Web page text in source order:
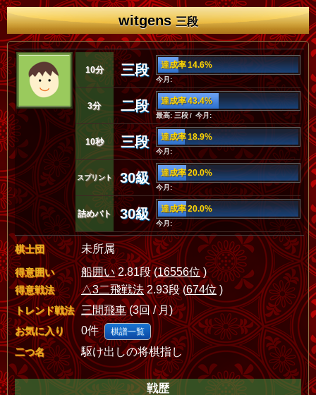
witgens三段
10分 三段 達成率 14.6%
今月:
3分 二段 達成率 43.4%
最高: 三段 / 今月:
10秒 三段 達成率 18.9%
今月:
スプリント 30級 達成率 20.0%
今月:
詰めバト 30級 達成率 20.0%
今月:
棋士団 未所属
得意囲い 船囲い2.81段 (16556位)
得意戦法 △3二飛戦法2.93段 (674位)
トレンド戦法 三間飛車(3回 / 月)
お気に入り 0件 棋譜一覧
二つ名 駆け出しの将棋指し
戦歴